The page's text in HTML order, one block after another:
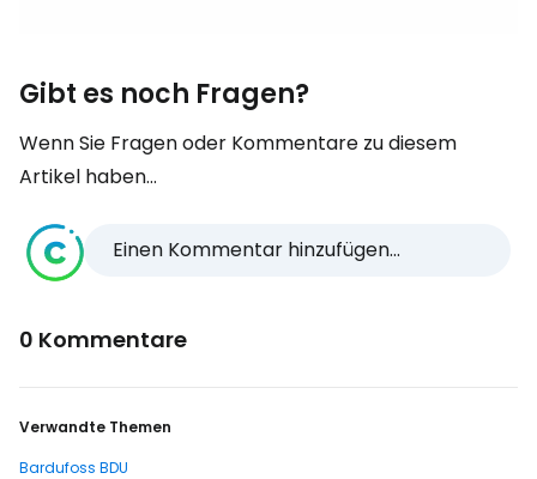
Gibt es noch Fragen?
Wenn Sie Fragen oder Kommentare zu diesem
Artikel haben...
Einen Kommentar hinzufügen...
0 Kommentare
Verwandte Themen
Bardufoss BDU